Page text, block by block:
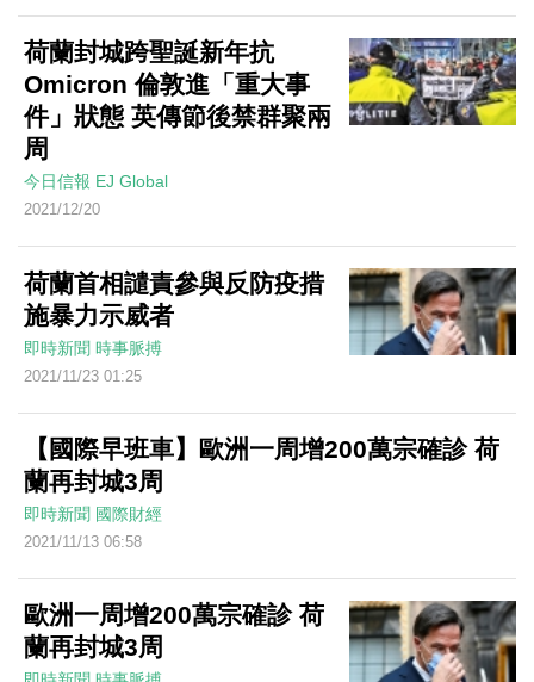
荷蘭封城跨聖誕新年抗
Omicron 倫敦進「重大事
件」狀態 英傳節後禁群聚兩
周
今日信報 EJ Global
2021/12/20
荷蘭首相譴責參與反防疫措
施暴力示威者
即時新聞 時事脈搏
2021/11/23 01:25
【國際早班車】歐洲一周增200萬宗確診 荷
蘭再封城3周
即時新聞 國際財經
2021/11/13 06:58
歐洲一周增200萬宗確診 荷
蘭再封城3周